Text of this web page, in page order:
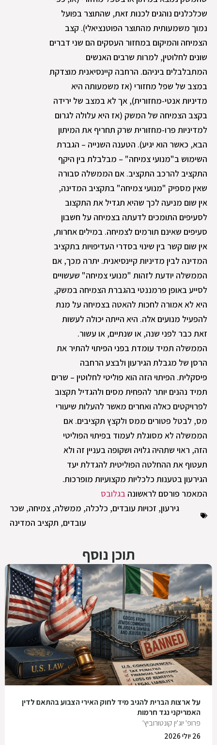
שכלכלנים נוהגים לכנות זאת, שהתוצר בפועל
נמוך משמעותית מהתוצר הפוטנציאלי). קצב
הצמיחה והמיקום במחזור העסקים הם שני דברים
שונים לחלוטין, למרות שרבים האנשים
המתבלבלים ביניהם. הרחבה קיינסיאנית מוצדקת
במצב של שפל מחזורי (אז משמעותה היא
מדיניות אנטי-מחזורית), אך לא במצב של ירידה
בקצב הצמיחה של המשק (אז היא עלולה לגרום
למדיניות פרו-מחזורית שרק תחריף את המיתון
הבא, כאשר הוא יגיע). הטענה השנייה – הגברת
השימוש ב"מנועי צמיחה" – מבלבלת בין היקף
התקציב להרכב התקציב. אם הממשלה סבורה
שאין מספיק "מנועי צמיחה" בתקציב המדינה,
אין שום מניעה לכך שהיא תגדיל את התקצוב
לסעיפים התומכים לדעתה בצמיחה על חשבון
סעיפים שאינם תורמים לצמיחה. במילים אחרות,
אין שום קשר בין שינוי בסדרי העדיפויות בתקציב
המדינה לבין מדיניות קיינסיאנית. יתרה מכך, אם
הממשלה יודעת לזהות "מנועי צמיחה" שעשויים
לסייע באופן פרמננטי בהגברת הצמיחה במשק,
היא לא אמורה לחכות להאטה בצמיחה על מנת
להפעיל מנועים אלה. היא הייתה יכולה לעשות
זאת כבר לפני שנה, או שנתיים, או עשור.
הממשלה תמיד עומדת בפני הפיתוי להתיר את
הרסן של מגבלת הגירעון ולבצע הרחבה
פיסקלית. הפיתוי הזה הוא פוליטי לחלוטין – שרים
תמיד נהנים יותר להפחית מסים ולהגדיל תקצוב
לפרויקטים כאלה ואחרים מאשר להעלות שיעורי
מס, לבטל פטורים ממס ולקצץ תקציבים. אם
הממשלה לא מסוגלת לעמוד בפיתוי הפוליטי
הזה, ראוי שתהיה גלויה ושקופה בעניין זה ולא
תעטוף את ההחלטה הפוליטית להגדלת יעד
הגירעון בטענות כלכליות מקצועיות מופרכות.
המאמר פורסם לראשונה בגלובס
גירעון, זכויות עובדים, כלכלה, ממשלה, צמיחה, שכר
עובדים, תקציב המדינה
תוכן נוסף
על ארצות הברית להגיב מיד לחוק האירי הצבוע בהתאם לדין
האמריקני נגד חרמות
פרופ' יוג'ין קונטורוביץ'
26 יולי 2026